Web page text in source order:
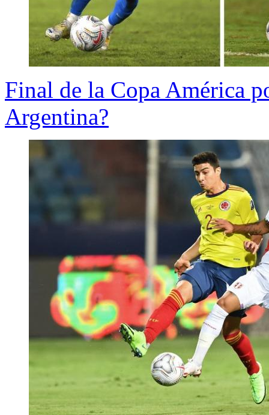
Final de la Copa América
Argentina?